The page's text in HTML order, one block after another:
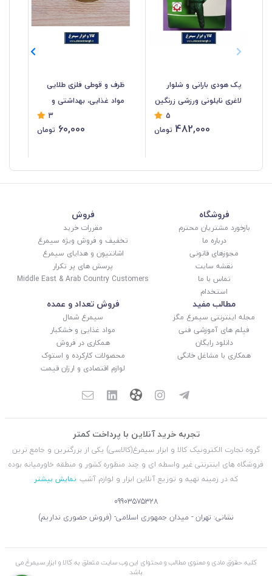
پک هودی بارانی و شلوار
لاغری نایلونی ورزشی زرنگین
مناسب باران و کاهش وزن
5
482,000 تومان
ظرف و قوطی فلزی طلایی
مواد غذایی، بهداشتی و
فروش تک و تعداد HZY-
3
60,000 تومان
فروشگاه
بازخورد مشتریان محترم
درباره ما
مجوزهای قانونی
نقشه سایت
تماس با ما
استخدام
فروش
مقررات خرید
تخفیف و فروش ویژه سیمرغ
اشانتیون و هدایای سیمرغ
پرسش های پر تکرار
Middle East & Arab Country Customers
مطالب مفید
مجله اینترنتی سیمرغ مگز
فیلم های آموزشی فنی
دانلود رایگان
همکاری با مشاغل خانگی
فروش تعداد و عمده
سیمرغ شمال
مواد غذایی و خشکبار
همکاری در فروش
محصولات کارکرده و استوک
لوازم اقتصادی و ارزان قیمت
تجربه خرید آنلاین با پرداخت کمتر
گروه تجارت الکترونیک کالا و ابزار سیمرغ(کالاسی) یکی از بزرگترین و جامع ترین
فروشگاه های اینترنتی غیر واسطه ای و چند منظوره کشور و منطقه خاورمیانه بوده
که در زمینه تهیه و توزیع آنلاین ابزار و لوازم آشپ نمایش بیشتر
09903575328
نشانی: تهران - میدان جمهوری اسلامی- (فروش حضوری نداریم)
کلیه حقوق مادی و معنوی مطالب و محتوای این وب سایت متعلق به کالا و ابزار سیمرغ می
باشد